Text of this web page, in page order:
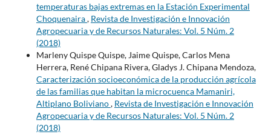
temperaturas bajas extremas en la Estación Experimental
Choquenaira, Revista de Investigación e Innovación
Agropecuaria y de Recursos Naturales: Vol. 5 Núm. 2
(2018)
Marleny Quispe Quispe, Jaime Quispe, Carlos Mena
Herrera, René Chipana Rivera, Gladys J. Chipana Mendoza,
Caracterización socioeconómica de la producción agrícola
de las familias que habitan la microcuenca Mamaniri,
Altiplano Boliviano, Revista de Investigación e Innovación
Agropecuaria y de Recursos Naturales: Vol. 5 Núm. 2
(2018)